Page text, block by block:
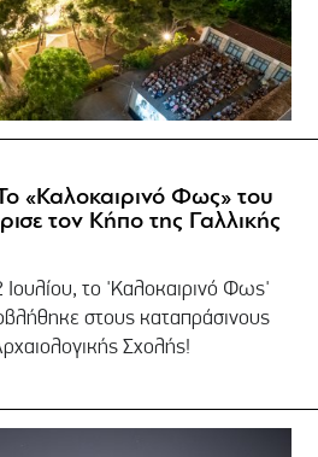
«Καλοκαιρινό Φως» του
τον Κήπο της Γαλλικής
Ιουλίου, το 'Καλοκαιρινό Φως'
στους καταπράσινους
Σχολής!